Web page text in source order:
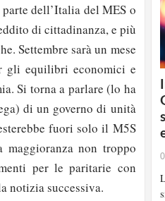
dell’Italia del MES o
di cittadinanza, e più
Settembre sarà un mese
gli equilibri economici e
Si torna a parlare (lo ha
di un governo di unità
fuori solo il M5S
maggioranza non troppo
per le paritarie con
notizia successiva.